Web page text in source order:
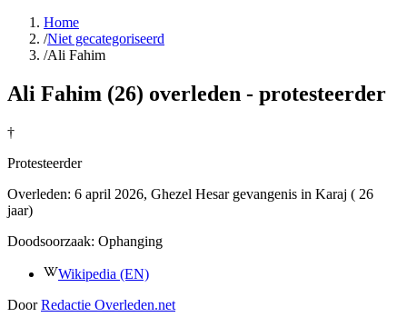
Home
/Niet gecategoriseerd
/Ali Fahim
Ali Fahim (26) overleden - protesteerder
†
Protesteerder
Overleden: 6 april 2026, Ghezel Hesar gevangenis in Karaj ( 26
jaar)
Doodsoorzaak: Ophanging
Wikipedia (EN)
Door Redactie Overleden.net